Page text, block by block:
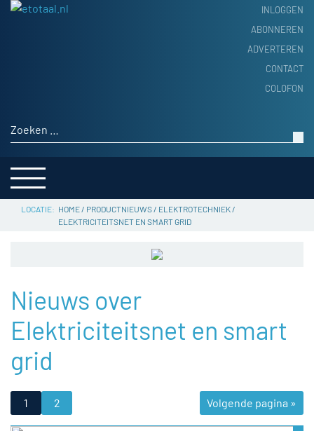
INLOGGEN
ABONNEREN
ADVERTEREN
CONTACT
COLOFON
Zoeken naar:
LEVERANCIERSGIDS
SERVICE
HOME/ PRODUCTNIEUWS/ ELEKTROTECHNIEK/
ELEKTRICITEITSNET EN SMART GRID
Nieuws over
Elektriciteitsnet en smart
grid
1 2 Volgende pagina »